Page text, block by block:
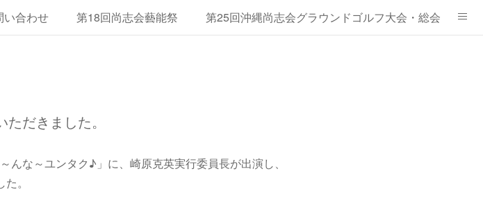
い合わせ 第18回尚志会藝能祭 第25回沖縄尚志会グラウンドゴルフ大会・総会
だきました。
な～ユンタク♪」に、崎原克英実行委員長が出演し、
。